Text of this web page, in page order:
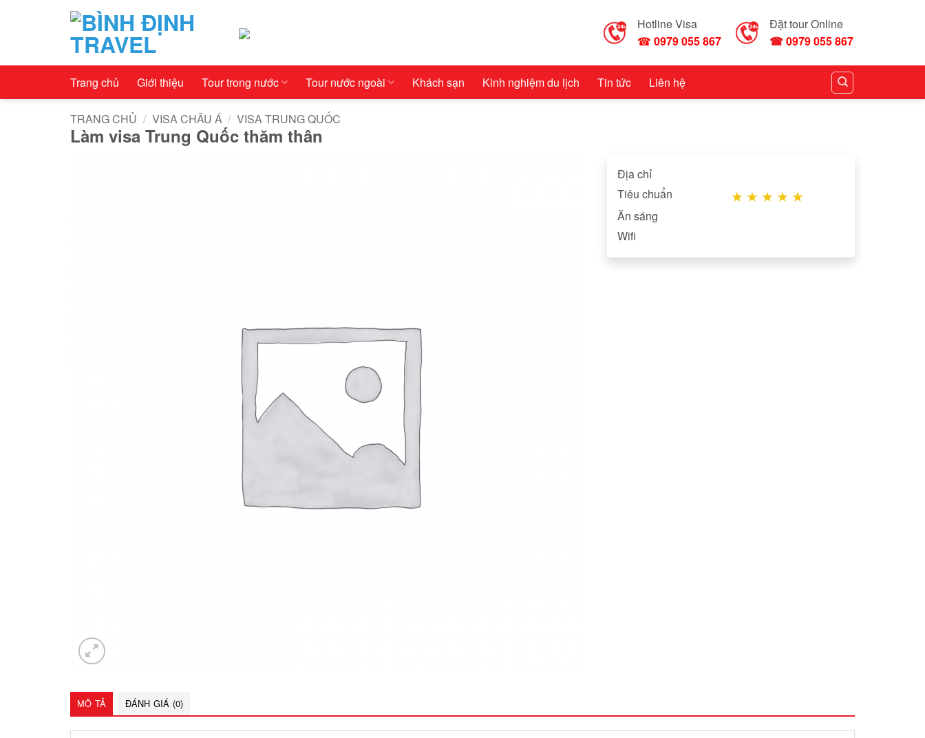
Hotline Visa
☎ 0979 055 867
Đặt tour Online
☎0979 055 867
Trang chủ Giới thiệu Tour trong nước Tour nước ngoài Khách sạn Kinh nghiệm du lịch Tin tức Liên hệ
TRANG CHỦ / VISA CHÂU Á / VISA TRUNG QUỐC
Làm visa Trung Quốc thăm thân
Địa chỉ
Tiêu chuẩn
★ ★ ★ ★ ★
Ăn sáng
Wifi
MÔ TẢ ĐÁNH GIÁ (0)